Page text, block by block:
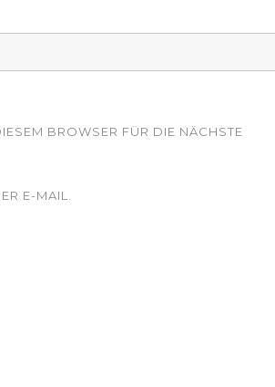
BROWSER FÜR DIE NÄCHSTE
E-MAIL.